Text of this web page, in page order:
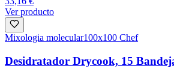
Ver producto
Mixologia molecular100x100 Chef
Desidratador Drycook, 15